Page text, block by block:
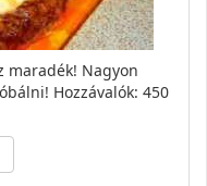
maradék! Nagyon
Hozzávalók: 450